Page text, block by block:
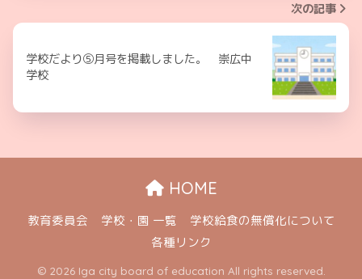
次の記事
学校だより⑤月号を掲載しました。 崇広中
学校
HOME
教育委員会 学校・園 一覧
学校給食の無償化について
各種リンク
© 2026 Iga city board of education All rights reserved.